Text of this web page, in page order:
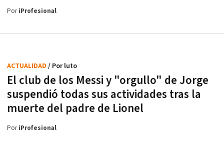
PoriProfesional
El club de los Messi y "orgullo" de Jorge
suspendió todas sus actividades tras la
muerte del padre de Lionel
ACTUALIDAD / Por luto
PoriProfesional